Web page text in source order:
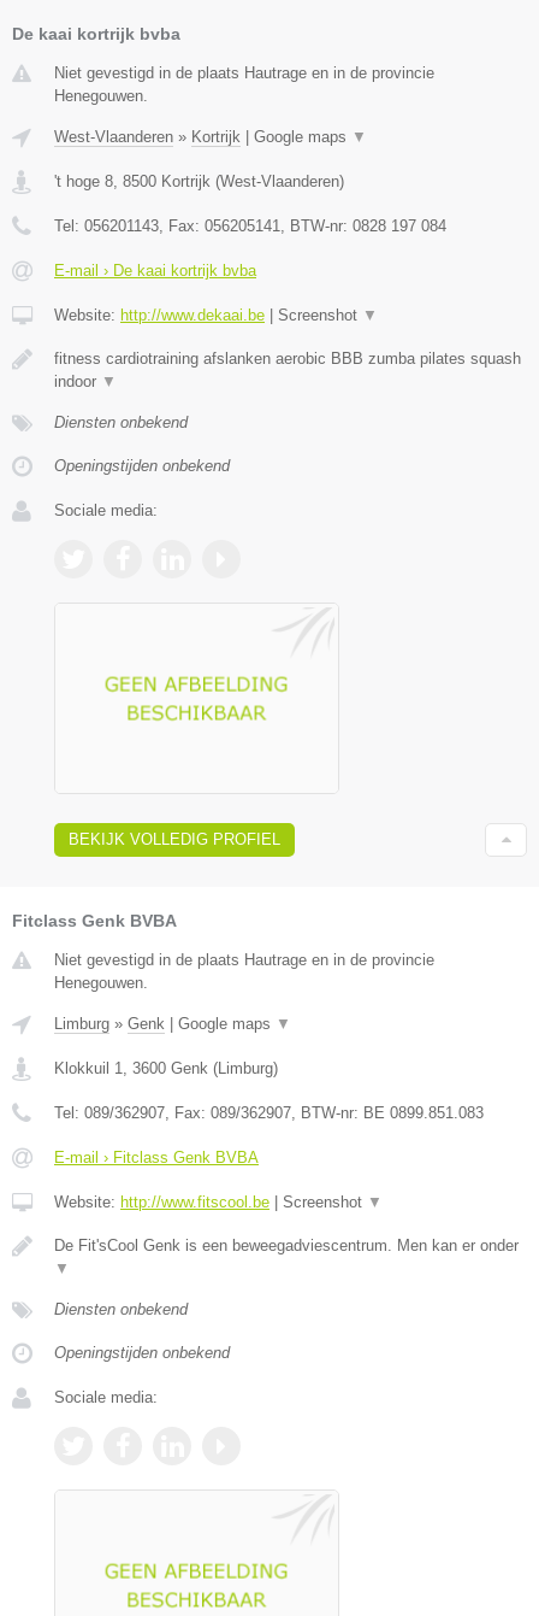
De kaai kortrijk bvba
Niet gevestigd in de plaats Hautrage en in de provincie
Henegouwen.
West-Vlaanderen » Kortrijk Google maps ▼
't hoge 8, 8500 Kortrijk (West-Vlaanderen)
Tel: 056201143, Fax: 056205141, BTW-nr: 0828 197 084
E-mail › De kaai kortrijk bvba
Website: http://www.dekaai.be Screenshot ▼
fitness cardiotraining afslanken aerobic BBB zumba pilates squash
indoor ▼
Diensten onbekend
Openingstijden onbekend
Sociale media:
BEKIJK VOLLEDIG PROFIEL
Fitclass Genk BVBA
Niet gevestigd in de plaats Hautrage en in de provincie
Henegouwen.
Limburg » Genk Google maps ▼
Klokkuil 1 3600 Genk ( Limburg)
Tel: 089/362907 , Fax: 089/362907 , BTW-nr: BE 0899.851.083
E-mail › Fitclass Genk BVBA
Website: http://www.fitscool.be Screenshot ▼
De Fit'sCool Genk is een beweegadviescentrum. Men kan er onder
▼
Diensten onbekend
Openingstijden onbekend
Sociale media: